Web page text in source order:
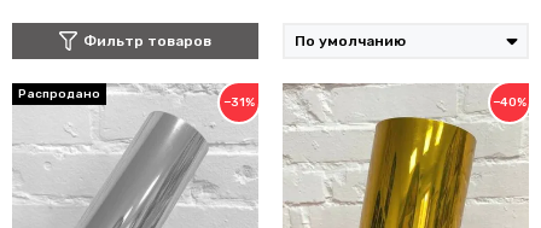
Фильтр товаров
−31% −40%